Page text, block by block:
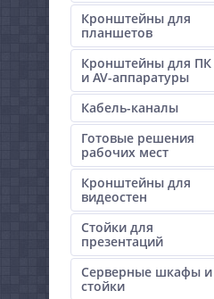
Кронштейны для
планшетов
Кронштейны для ПК
и AV-аппаратуры
Кабель-каналы
Готовые решения
рабочих мест
Кронштейны для
видеостен
Стойки для
презентаций
Серверные шкафы и
стойки